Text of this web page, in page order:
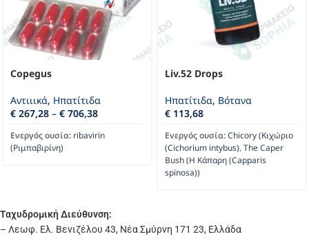
Copegus
Αντιιικά, Ηπατίτιδα
€ 267,28 – € 706,38
Ενεργός ουσία: ribavirin
(Ριμπαβιρίνη)
Liv.52 Drops
Ηπατίτιδα, Βότανα
€ 113,68
Ενεργός ουσία:Chicory (Κιχώριο
(Cichorium intybus), The Caper
Bush (Η Κάπαρη (Capparis
spinosa))
Ταχυδρομική Διεύθυνση:
– Λεωφ. Ελ. Βενιζέλου 43, Νέα Σμύρνη 171 23, Ελλάδα